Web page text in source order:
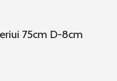
75cm D-8cm